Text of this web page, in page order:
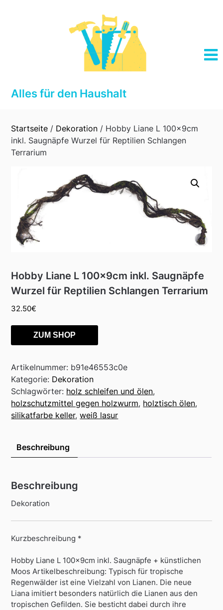
Alles für den Haushalt
Startseite / Dekoration / Hobby Liane L 100x9cm
inkl. Saugnäpfe Wurzel für Reptilien Schlangen
Terrarium
Hobby Liane L 100x9cm inkl. Saugnäpfe
Wurzel für Reptilien Schlangen Terrarium
32.50€
ZUM SHOP
Artikelnummer: b91e46553c0e
Kategorie: Dekoration
Schlagwörter: holz schleifen und ölen,
holzschutzmittel gegen holzwurm, holztisch ölen,
silikatfarbe keller,weiß lasur
Beschreibung
Beschreibung
Dekoration
Kurzbeschreibung *
Hobby Liane L 100x9cm inkl. Saugnäpfe + künstlichen
Moos Artikelbeschreibung: Typisch für tropische
Regenwälder ist eine Vielzahl von Lianen. Die neue
Liana imitiert besonders natürlich die Lianen aus den
tropischen Gefilden. Sie besticht dabei durch ihre